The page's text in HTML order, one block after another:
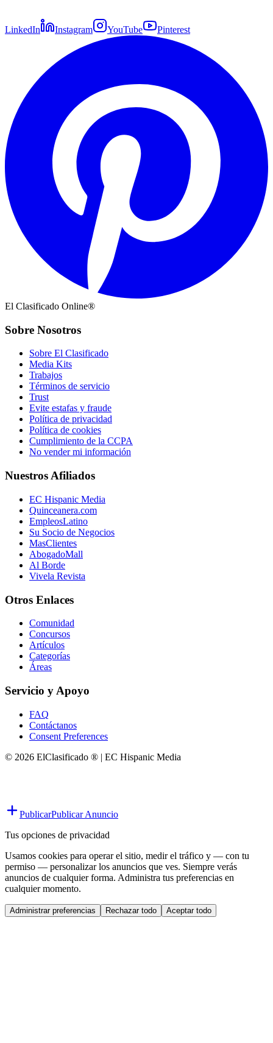
LinkedIn Instagram YouTube Pinterest
El Clasificado Online®
Sobre Nosotros
Sobre El Clasificado
Media Kits
Trabajos
Términos de servicio
Trust
Evite estafas y fraude
Política de privacidad
Política de cookies
Cumplimiento de la CCPA
No vender mi información
Nuestros Afiliados
EC Hispanic Media
Quinceanera.com
EmpleosLatino
Su Socio de Negocios
MasClientes
AbogadoMall
Al Borde
Vivela Revista
Otros Enlaces
Comunidad
Concursos
Artículos
Categorías
Áreas
Servicio y Apoyo
FAQ
Contáctanos
Consent Preferences
© 2026 ElClasificado ® | EC Hispanic Media
PublicarPublicar Anuncio
Tus opciones de privacidad
Usamos cookies para operar el sitio, medir el tráfico y — con tu
permiso — personalizar los anuncios que ves. Siempre verás
anuncios de cualquier forma. Administra tus preferencias en
cualquier momento.
Administrar preferencias Rechazar todo Aceptar todo